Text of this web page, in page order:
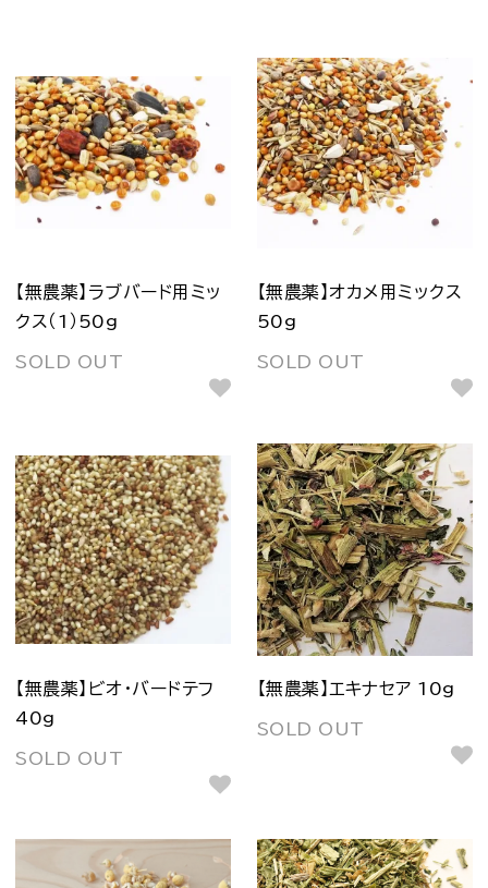
【無農薬】ラブバード用ミッ
クス（1）50g
SOLD OUT
【無農薬】オカメ用ミックス
50g
SOLD OUT
【無農薬】ビオ・バードテフ
40g
SOLD OUT
【無農薬】エキナセア 10g
SOLD OUT